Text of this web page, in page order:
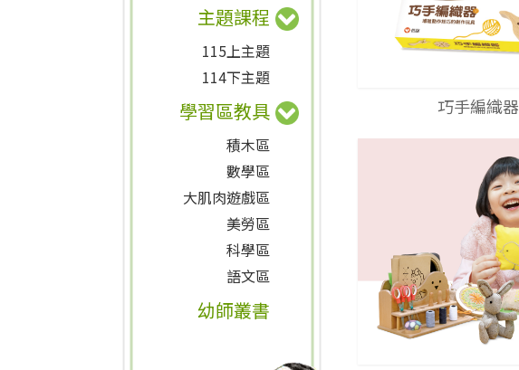
主題課程
115上主題
114下主題
學習區教具
積木區
數學區
大肌肉遊戲區
美勞區
科學區
語文區
幼師叢書
巧手編織器